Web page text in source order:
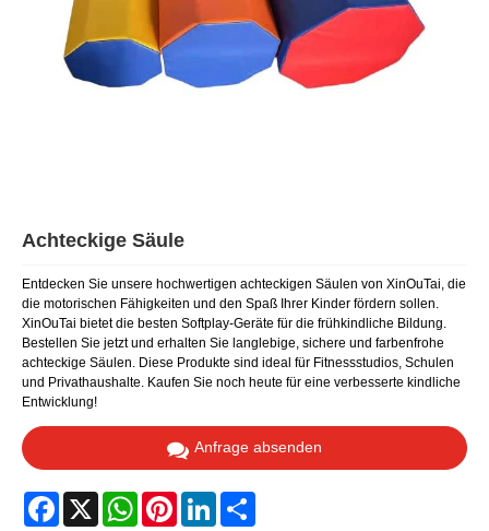
Achteckige Säule
Entdecken Sie unsere hochwertigen achteckigen Säulen von XinOuTai, die
die motorischen Fähigkeiten und den Spaß Ihrer Kinder fördern sollen.
XinOuTai bietet die besten Softplay-Geräte für die frühkindliche Bildung.
Bestellen Sie jetzt und erhalten Sie langlebige, sichere und farbenfrohe
achteckige Säulen. Diese Produkte sind ideal für Fitnessstudios, Schulen
und Privathaushalte. Kaufen Sie noch heute für eine verbesserte kindliche
Entwicklung!
Anfrage absenden
Facebook
X WhatsAppPinterestLinkedIn